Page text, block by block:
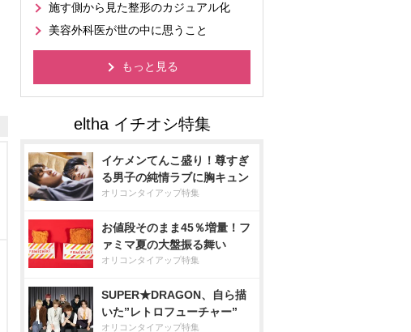
施す側から見た整形のカジュアル化
美容外科医が世の中に思うこと
もっと見る
イケメンてんこ盛り！尊すぎ
る男子の純情ラブに胸キュン
オリコンタイアップ特集
お値段そのまま45％増量！フ
ァミマ夏の大盤振る舞い
オリコンタイアップ特集
SUPER★DRAGON、自ら描
いた”レトロフューチャー”
オリコンタイアップ特集